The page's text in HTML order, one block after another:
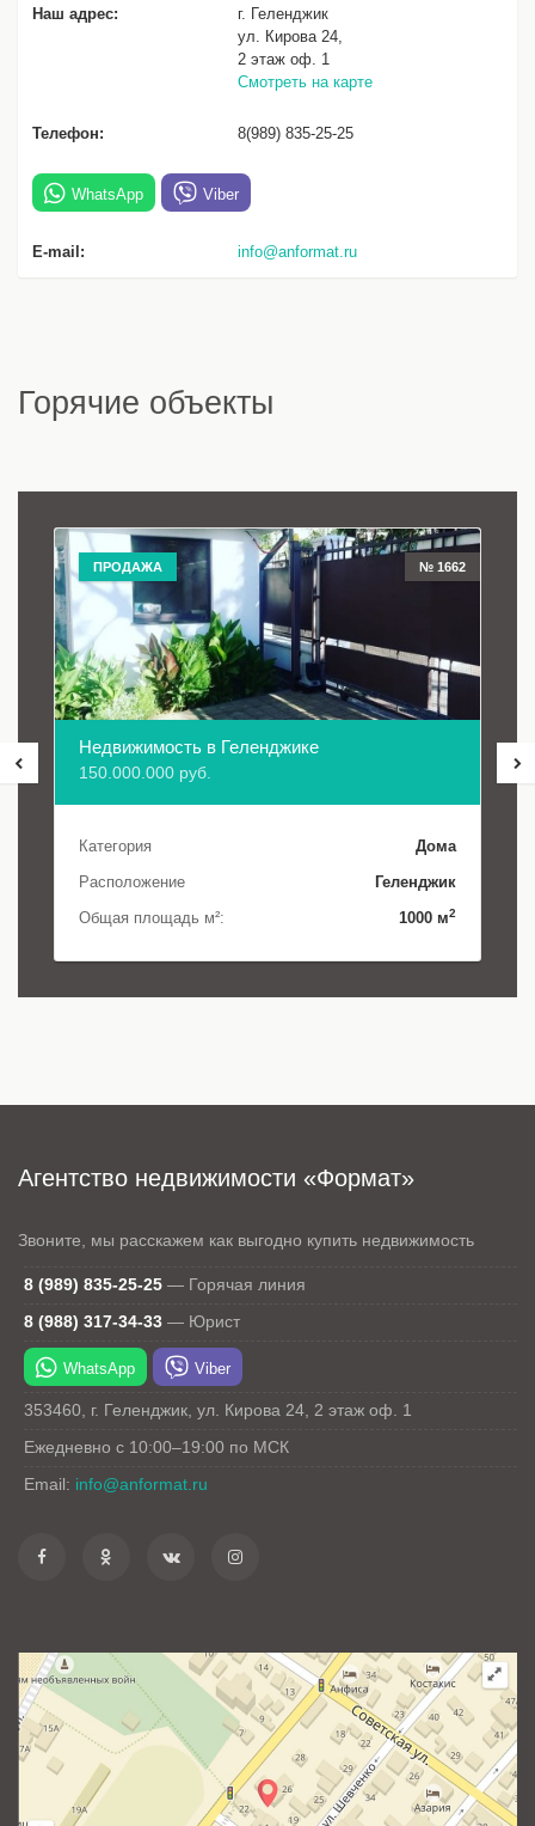
Наш адрес:
г. Геленджик
ул. Кирова 24,
2 этаж оф. 1
Смотреть на карте
Телефон: 8(989) 835-25-25
WhatsApp Viber
E-mail: info@anformat.ru
Горячие объекты
ПРОДАЖА № 1662
Недвижимость в Геленджике
150.000.000 руб.
Категория
Дома
Расположение
Геленджик
Общая площадь м²:
1000 м2
Агентство недвижимости «Формат»
Звоните, мы расскажем как выгодно купить недвижимость
8 (989) 835-25-25 — Горячая линия
8 (988) 317-34-33 — Юрист
WhatsApp Viber
353460, г. Геленджик, ул. Кирова 24, 2 этаж оф. 1
Ежедневно с 10:00–19:00 по МСК
Email: info@anformat.ru